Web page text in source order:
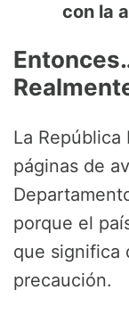
con la
La
páginas de
porque el
que significa
precaución.